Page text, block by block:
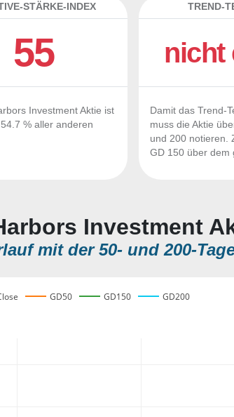
STÄRKE-INDEX
55
Investment Aktie ist
% aller anderen
TREND-
nicht
Damit das Trend-
muss die Aktie
und 200 notieren.
GD 150 über dem
Investment
mit der 50- und 200-
GD50 GD150 GD200